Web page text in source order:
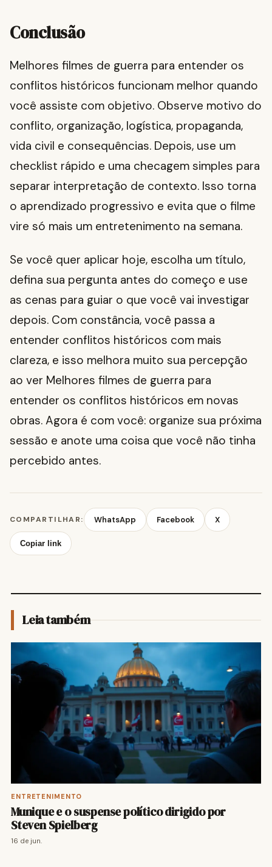
Conclusão
Melhores filmes de guerra para entender os
conflitos históricos funcionam melhor quando
você assiste com objetivo. Observe motivo do
conflito, organização, logística, propaganda,
vida civil e consequências. Depois, use um
checklist rápido e uma checagem simples para
separar interpretação de contexto. Isso torna
o aprendizado progressivo e evita que o filme
vire só mais um entretenimento na semana.
Se você quer aplicar hoje, escolha um título,
defina sua pergunta antes do começo e use
as cenas para guiar o que você vai investigar
depois. Com constância, você passa a
entender conflitos históricos com mais
clareza, e isso melhora muito sua percepção
ao ver Melhores filmes de guerra para
entender os conflitos históricos em novas
obras. Agora é com você: organize sua próxima
sessão e anote uma coisa que você não tinha
percebido antes.
COMPARTILHAR: WhatsApp Facebook X
Copiar link
Leia também
ENTRETENIMENTO
Munique e o suspense político dirigido por
Steven Spielberg
16 de jun.